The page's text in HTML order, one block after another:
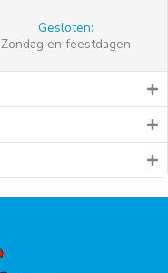
Gesloten:
Zondag en feestdagen